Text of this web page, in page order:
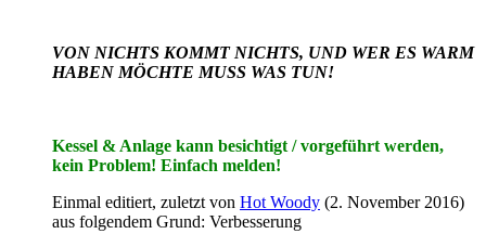
VON NICHTS KOMMT NICHTS, UND WER ES WARM
HABEN MÖCHTE MUSS WAS TUN!
Kessel & Anlage kann besichtigt / vorgeführt werden,
kein Problem! Einfach melden!
Einmal editiert, zuletzt von Hot Woody (2. November 2016)
aus folgendem Grund: Verbesserung